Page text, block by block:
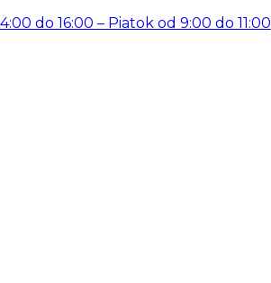
do 16:00 – Piatok od 9:00 do 11:00